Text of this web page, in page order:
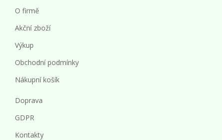
O firmě
Akční zboží
Výkup
Obchodní podmínky
Nákupní košík
Doprava
GDPR
Kontakty